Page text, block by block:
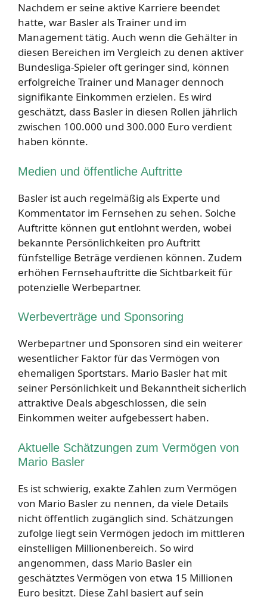
Nachdem er seine aktive Karriere beendet
hatte, war Basler als Trainer und im
Management tätig. Auch wenn die Gehälter in
diesen Bereichen im Vergleich zu denen aktiver
Bundesliga-Spieler oft geringer sind, können
erfolgreiche Trainer und Manager dennoch
signifikante Einkommen erzielen. Es wird
geschätzt, dass Basler in diesen Rollen jährlich
zwischen 100.000 und 300.000 Euro verdient
haben könnte.
Medien und öffentliche Auftritte
Basler ist auch regelmäßig als Experte und
Kommentator im Fernsehen zu sehen. Solche
Auftritte können gut entlohnt werden, wobei
bekannte Persönlichkeiten pro Auftritt
fünfstellige Beträge verdienen können. Zudem
erhöhen Fernsehauftritte die Sichtbarkeit für
potenzielle Werbepartner.
Werbeverträge und Sponsoring
Werbepartner und Sponsoren sind ein weiterer
wesentlicher Faktor für das Vermögen von
ehemaligen Sportstars. Mario Basler hat mit
seiner Persönlichkeit und Bekanntheit sicherlich
attraktive Deals abgeschlossen, die sein
Einkommen weiter aufgebessert haben.
Aktuelle Schätzungen zum Vermögen von
Mario Basler
Es ist schwierig, exakte Zahlen zum Vermögen
von Mario Basler zu nennen, da viele Details
nicht öffentlich zugänglich sind. Schätzungen
zufolge liegt sein Vermögen jedoch im mittleren
einstelligen Millionenbereich. So wird
angenommen, dass Mario Basler ein
geschätztes Vermögen von etwa 15 Millionen
Euro besitzt. Diese Zahl basiert auf sein